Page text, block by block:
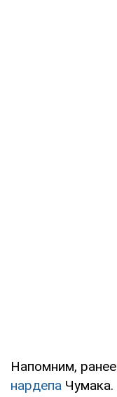
Напомним, ранее
нардепа Чумака.